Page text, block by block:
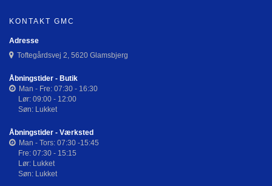
KONTAKT GMC
Adresse
Toftegårdsvej 2, 5620 Glamsbjerg
Åbningstider - Butik
Man - Fre: 07:30 - 16:30
Lør: 09:00 - 12:00
Søn: Lukket
Åbningstider - Værksted
Man - Tors: 07:30 -15:45
Fre: 07:30 - 15:15
Lør: Lukket
Søn: Lukket